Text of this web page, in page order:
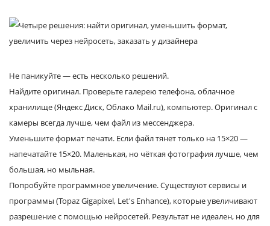
Не паникуйте — есть несколько решений.
Найдите оригинал. Проверьте галерею телефона, облачное
хранилище (Яндекс Диск, Облако Mail.ru), компьютер. Оригинал с
камеры всегда лучше, чем файл из мессенджера.
Уменьшите формат печати. Если файл тянет только на 15×20 —
напечатайте 15×20. Маленькая, но чёткая фотография лучше, чем
большая, но мыльная.
Попробуйте программное увеличение. Существуют сервисы и
программы (Topaz Gigapixel, Let's Enhance), которые увеличивают
разрешение с помощью нейросетей. Результат не идеален, но для